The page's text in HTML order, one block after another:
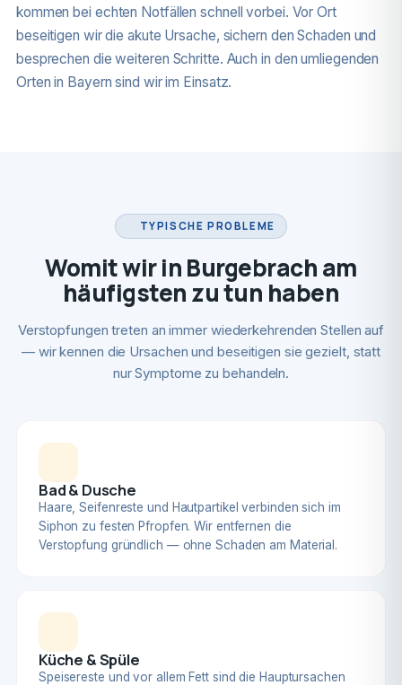
kommen bei echten Notfällen schnell vorbei. Vor Ort
beseitigen wir die akute Ursache, sichern den Schaden und
besprechen die weiteren Schritte. Auch in den umliegenden
Orten in Bayern sind wir im Einsatz.
TYPISCHE PROBLEME
Womit wir in Burgebrach am
häufigsten zu tun haben
Verstopfungen treten an immer wiederkehrenden Stellen auf
— wir kennen die Ursachen und beseitigen sie gezielt, statt
nur Symptome zu behandeln.
Bad & Dusche
Haare, Seifenreste und Hautpartikel verbinden sich im
Siphon zu festen Pfropfen. Wir entfernen die
Verstopfung gründlich — ohne Schaden am Material.
Küche & Spüle
Speisereste und vor allem Fett sind die Hauptursachen